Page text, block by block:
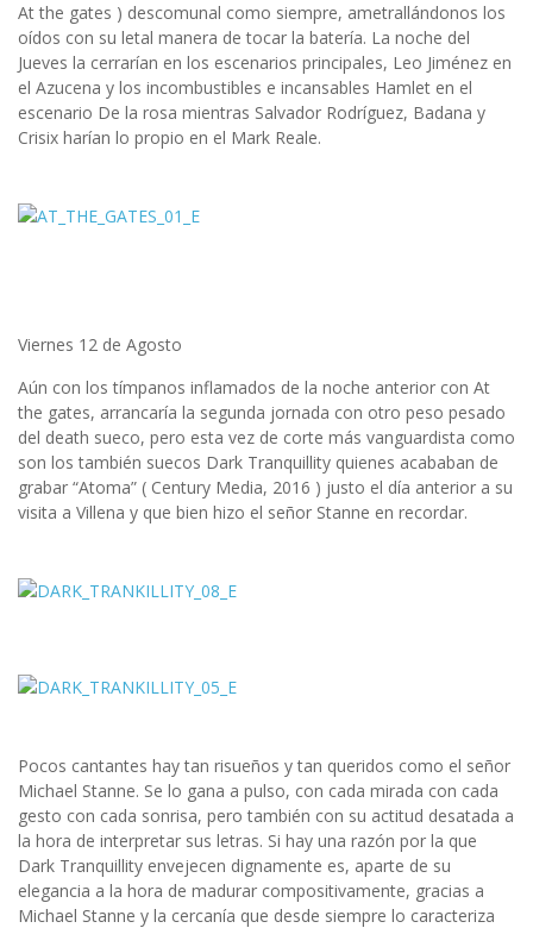
At the gates ) descomunal como siempre, ametrallándonos los
oídos con su letal manera de tocar la batería. La noche del
Jueves la cerrarían en los escenarios principales, Leo Jiménez en
el Azucena y los incombustibles e incansables Hamlet en el
escenario De la rosa mientras Salvador Rodríguez, Badana y
Crisix harían lo propio en el Mark Reale.
Viernes 12 de Agosto
Aún con los tímpanos inflamados de la noche anterior con At
the gates, arrancaría la segunda jornada con otro peso pesado
del death sueco, pero esta vez de corte más vanguardista como
son los también suecos Dark Tranquillity quienes acababan de
grabar “Atoma” ( Century Media, 2016 ) justo el día anterior a su
visita a Villena y que bien hizo el señor Stanne en recordar.
Pocos cantantes hay tan risueños y tan queridos como el señor
Michael Stanne. Se lo gana a pulso, con cada mirada con cada
gesto con cada sonrisa, pero también con su actitud desatada a
la hora de interpretar sus letras. Si hay una razón por la que
Dark Tranquillity envejecen dignamente es, aparte de su
elegancia a la hora de madurar compositivamente, gracias a
Michael Stanne y la cercanía que desde siempre lo caracteriza